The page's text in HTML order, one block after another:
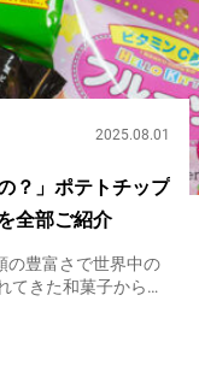
2025.08.01
？」ポテトチップ
全部ご紹介
の豊富さで世界中の
てきた和菓子から現
にとって、日本の